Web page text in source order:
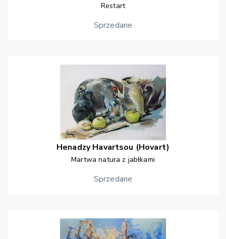
Restart
Sprzedane
Henadzy Havartsou (Hovart)
Martwa natura z jabłkami
Sprzedane